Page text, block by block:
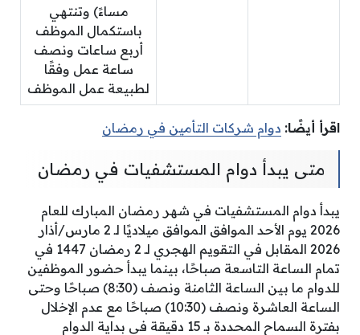
مساءً) وتنتهي
باستكمال الموظف
أربع ساعات ونصف
ساعة عمل وفقًا
لطبيعة عمل الموظف
اقرأ أيضًا: دوام شركات التأمين في رمضان
متى يبدأ دوام المستشفيات في رمضان
يبدأ دوام المستشفيات في شهر رمضان المبارك للعام
2026 يوم الأحد الموافق الموافق ميلاديًا لـ 2 مارس/أذار
2026 المقابل في التقويم الهجري لـ 2 رمضان 1447 في
تمام الساعة التاسعة صباحًا، بينما يبدأ حضور الموظفين
للدوام ما بين الساعة الثامنة ونصف (8:30) صباحًا وحتى
الساعة العاشرة ونصف (10:30) صباحًا مع عدم الإخلال
بفترة السماح المحددة بـ 15 دقيقة في بداية الدوام